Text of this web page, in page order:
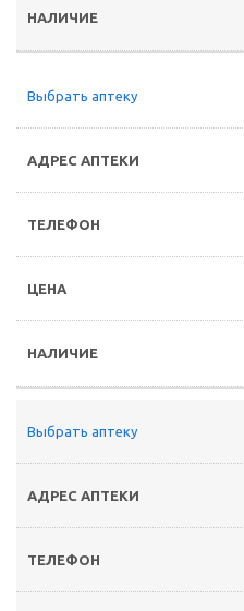
Выбрать аптеку
Выбрать аптеку